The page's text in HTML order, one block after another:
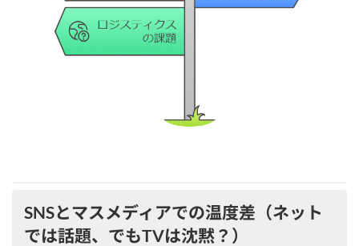
SNSとマスメディアでの温度差（ネット
では話題、でもTVは沈黙？）